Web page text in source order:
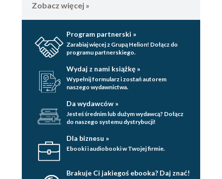
Zobacz więcej »
Program partnerski »
Zarabiaj więcej z Grupą Helion! Dołącz do
programu partnerskiego.
Wydaj z nami książkę »
Wypełnij formularz i zostań autorem
naszego wydawnictwa.
Da wydawców »
Jesteś średnim lub dużym wydawcą? Dołącz
do naszego systemu dystrybucji!
Dla biznesu »
Ebooki i audiobooki w Twojej firmie.
Brakuje Ci jakiegoś ebooka? Daj znać!